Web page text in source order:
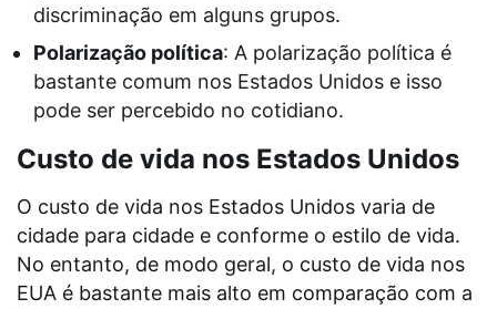
discriminação em alguns grupos.
Polarização política: A polarização política é
bastante comum nos Estados Unidos e isso
pode ser percebido no cotidiano.
Custo de vida nos Estados Unidos
O custo de vida nos Estados Unidos varia de
cidade para cidade e conforme o estilo de vida.
No entanto, de modo geral, o custo de vida nos
EUA é bastante mais alto em comparação com a